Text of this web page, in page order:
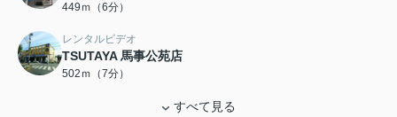
449ｍ（6分）
レンタルビデオ
TSUTAYA 馬事公苑店
502ｍ（7分）
すべて見る